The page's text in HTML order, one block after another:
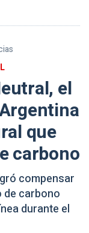
el
que
carbono
compensar
de carbono
durante el